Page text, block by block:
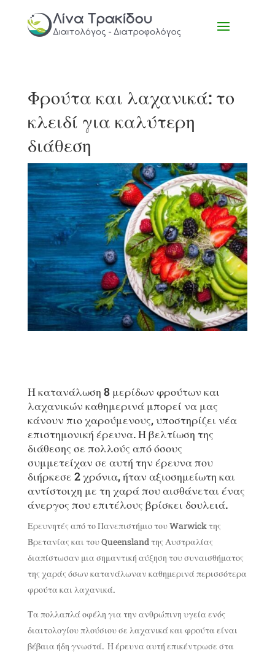
Φρούτα και λαχανικά: το
κλειδί για καλύτερη
διάθεση
Η κατανάλωση 8 μερίδων φρούτων και
λαχανικών καθημερινά μπορεί να μας
κάνουν πιο χαρούμενους, υποστηρίζει νέα
επιστημονική έρευνα. Η βελτίωση της
διάθεσης σε πολλούς από όσους
συμμετείχαν σε αυτή την έρευνα που
διήρκεσε 2 χρόνια, ήταν αξιοσημείωτη και
αντίστοιχη με τη χαρά που αισθάνεται ένας
άνεργος που επιτέλους βρίσκει δουλειά.
Ερευνητές από το Πανεπιστήμιο του Warwick της
Βρετανίας και του Queensland της Αυστραλίας
διαπίστωσαν μια σημαντική αύξηση του συναισθήματος
της χαράς όσων κατανάλωναν καθημερινά περισσότερα
φρούτα και λαχανικά.
Τα πολλαπλά οφέλη για την ανθρώπινη υγεία ενός
διαιτολογίου πλούσιου σε λαχανικά και φρούτα είναι
βέβαια ήδη γνωστά. Η έρευνα αυτή επικέντρωσε στα